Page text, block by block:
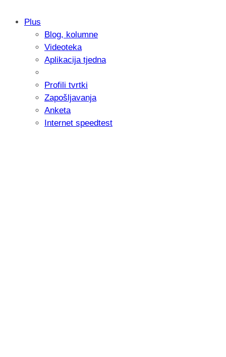
Samsung otkrio kako je nastajala
donijelo tanje i izdržljivije preklopne
Plus
Blog, kolumne
Videoteka
Aplikacija tjedna
Profili tvrtki
Zapošljavanja
Anketa
Internet speedtest